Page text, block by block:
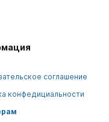
соглашение
конфедициальности